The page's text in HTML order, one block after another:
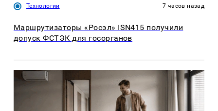
Технологии 7 часов назад
Маршрутизаторы «Росэл» ISN415 получили
допуск ФСТЭК для госорганов